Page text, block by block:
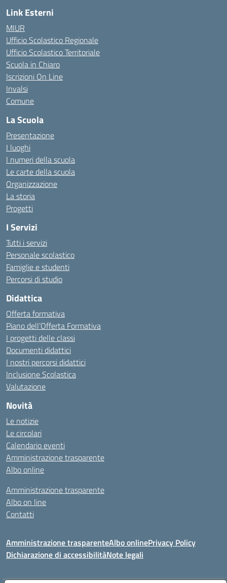
Link Esterni
MIUR
Ufficio Scolastico Regionale
Ufficio Scolastico Territoriale
Scuola in Chiaro
Iscrizioni On Line
Invalsi
Comune
La Scuola
Presentazione
I luoghi
I numeri della scuola
Le carte della scuola
Organizzazione
La storia
Progetti
I Servizi
Tutti i servizi
Personale scolastico
Famiglie e studenti
Percorsi di studio
Didattica
Offerta formativa
Piano dell’Offerta Formativa
I progetti delle classi
Documenti didattici
I nostri percorsi didattici
Inclusione Scolastica
Valutazione
Novità
Le notizie
Le circolari
Calendario eventi
Amministrazione trasparente
Albo online
Amministrazione trasparente
Albo on line
Contatti
Amministrazione trasparenteAlbo onlinePrivacy Policy
Dichiarazione di accessibilitàNote legali